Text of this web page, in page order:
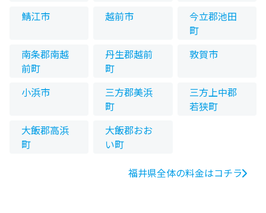
鯖江市
越前市
今立郡池田
町
南条郡南越
前町
丹生郡越前
町
敦賀市
小浜市
三方郡美浜
町
三方上中郡
若狭町
大飯郡高浜
町
大飯郡おお
い町
福井県全体の料金はコチラ